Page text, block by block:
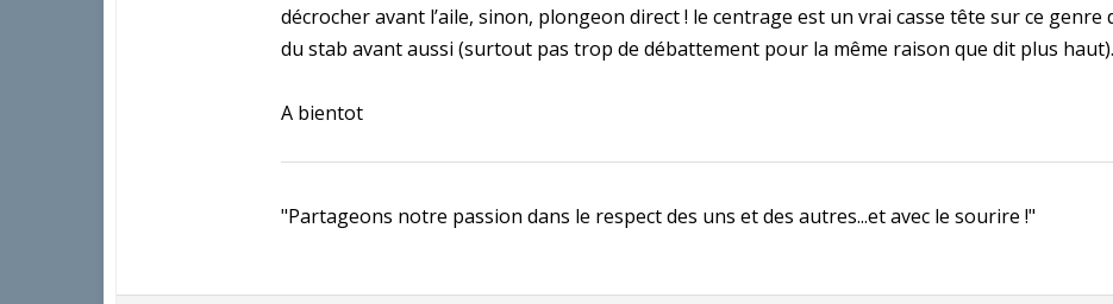
décrocher avant l’aile, sinon, plongeon direct ! le centrage est un vrai casse tête sur ce
du stab avant aussi (surtout pas trop de débattement pour la même raison que dit plus haut).
A bientot
"Partageons notre passion dans le respect des uns et des autres...et avec le sourire !"